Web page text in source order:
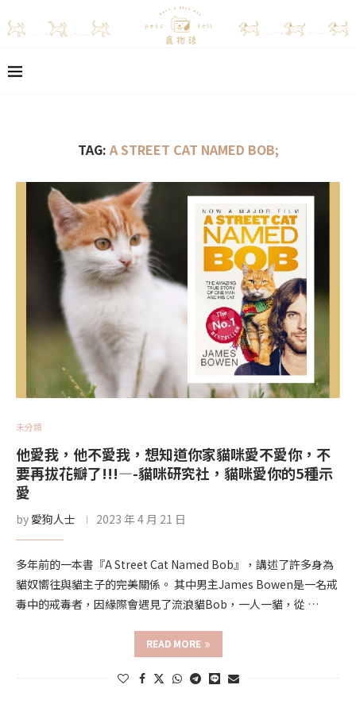
TAG:A STREET CAT NAMED BOB;
未分類
他愛我，他不愛我，想知道你家貓咪愛不愛你，不
要再拔花瓣了!!!—-貓咪研究社，貓咪愛你的5種示
愛
by 愛狗人士 2023 年 4 月 21 日
多年前的一本書『A Street Cat Named Bob』，講述了許多身為
貓奴嚮往與貓主子的完美關係。 其中男主James Bowen是一名戒
毒中的戒毒者，因緣際會遇見了流浪貓Bob，一人一貓，從 …
READ MORE